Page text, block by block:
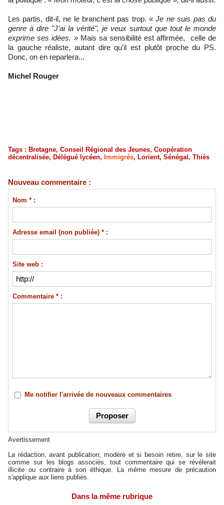
Les partis, dit-il, ne le branchent pas trop.« Je ne suis pas du
genre à dire "J'ai la vérité", je veux surtout que tout le monde
exprime ses idées. »Mais sa sensibilité est affirmée, celle de
la gauche réaliste, autant dire qu'il est plutôt proche du PS.
Donc, on en reparlera...
Michel Rouger
Tags : Bretagne, Conseil Régional des Jeunes, Coopération
décentralisée, Délégué lycéen, Immigrés, Lorient, Sénégal , Thiès
Nouveau commentaire :
Nom * :
Adresse email (non publiée) * :
Site web :
Commentaire * :
Me notifier l'arrivée de nouveaux commentaires
Avertissement
La rédaction, avant publication; modère et si besoin retire, sur le site
comme sur les blogs associés, tout commentaire qui se révélerait
illicite ou contraire à son éthique. La même mesure de précaution
s'applique aux liens publiés.
Dans la même rubrique